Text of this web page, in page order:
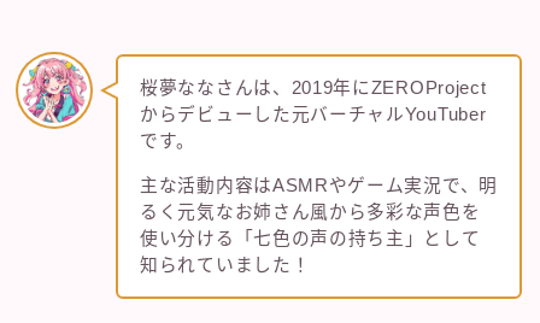
桜夢ななさんは、2019年にZEROProject
からデビューした元バーチャルYouTuber
です。
主な活動内容はASMRやゲーム実況で、明
るく元気なお姉さん風から多彩な声色を
使い分ける「七色の声の持ち主」として
知られていました！